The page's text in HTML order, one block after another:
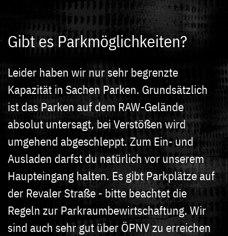
Gibt es Parkmöglichkeiten?
Leider haben wir nur sehr begrenzte
Kapazität in Sachen Parken. Grundsätzlich
ist das Parken auf dem RAW-Gelände
absolut untersagt, bei Verstößen wird
umgehend abgeschleppt. Zum Ein- und
Ausladen darfst du natürlich vor unserem
Haupteingang halten. Es gibt Parkplätze auf
der Revaler Straße - bitte beachtet die
Regeln zur Parkraumbewirtschaftung. Wir
sind auch sehr gut über ÖPNV zu erreichen